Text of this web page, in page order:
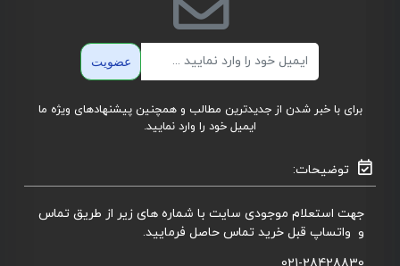
عضویت
برای با خبر شدن از جدیدترین مطالب و همچنین پیشنهادهای ویژه ما
ایمیل خود را وارد نمایید.
توضیحات:
جهت استعلام موجودی سایت با شماره های زیر از طریق تماس
و واتساپ قبل خرید تماس حاصل فرمایید.